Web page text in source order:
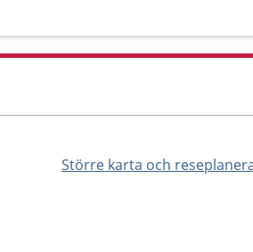
Större karta och